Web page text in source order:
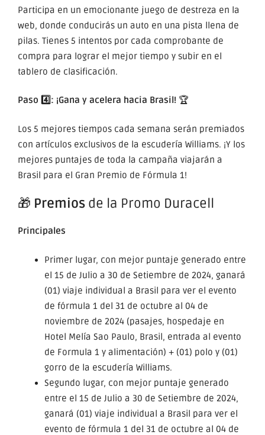
Participa en un emocionante juego de destreza en la
web, donde conducirás un auto en una pista llena de
pilas. Tienes 5 intentos por cada comprobante de
compra para lograr el mejor tiempo y subir en el
tablero de clasificación.
Paso 4️⃣: ¡Gana y acelera hacia Brasil! 🏆
Los 5 mejores tiempos cada semana serán premiados
con artículos exclusivos de la escudería Williams. ¡Y los
mejores puntajes de toda la campaña viajarán a
Brasil para el Gran Premio de Fórmula 1!
🎁 Premios de la Promo Duracell
Principales
Primer lugar, con mejor puntaje generado entre
el 15 de Julio a 30 de Setiembre de 2024, ganará
(01) viaje individual a Brasil para ver el evento
de fórmula 1 del 31 de octubre al 04 de
noviembre de 2024 (pasajes, hospedaje en
Hotel Melía Sao Paulo, Brasil, entrada al evento
de Formula 1 y alimentación) + (01) polo y (01)
gorro de la escudería Williams.
Segundo lugar, con mejor puntaje generado
entre el 15 de Julio a 30 de Setiembre de 2024,
ganará (01) viaje individual a Brasil para ver el
evento de fórmula 1 del 31 de octubre al 04 de